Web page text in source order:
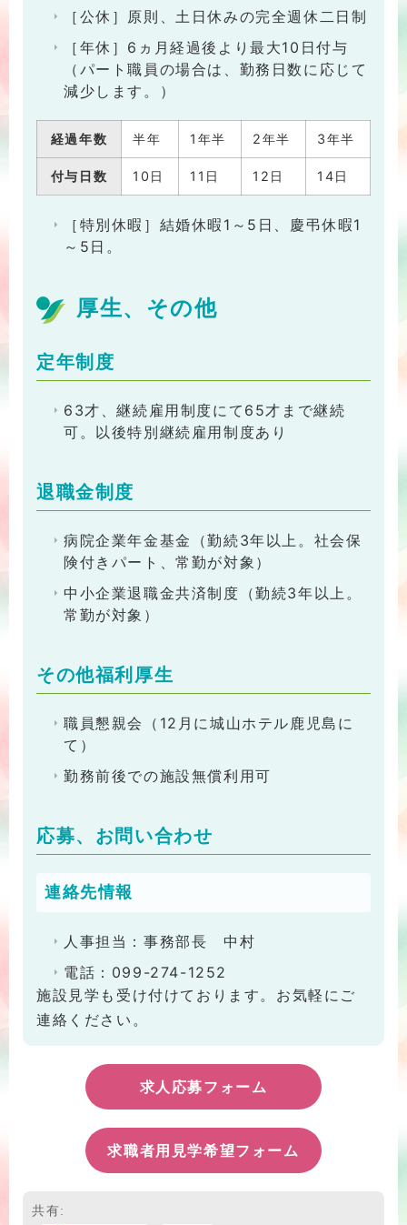
［公休］原則、土日休みの完全週休二日制
［年休］6ヵ月経過後より最大10日付与
（パート職員の場合は、勤務日数に応じて
減少します。）
経過年数 半年 1年半 2年半 3年半
付与日数 10日 11日 12日 14日
［特別休暇］結婚休暇1～5日、慶弔休暇1
～5日。
厚生、その他
定年制度
63才、継続雇用制度にて65才まで継続
可。以後特別継続雇用制度あり
退職金制度
病院企業年金基金（勤続3年以上。社会保
険付きパート、常勤が対象）
中小企業退職金共済制度（勤続3年以上。
常勤が対象）
その他福利厚生
職員懇親会（12月に城山ホテル鹿児島に
て）
勤務前後での施設無償利用可
応募、お問い合わせ
連絡先情報
人事担当：事務部長 中村
電話：099-274-1252
施設見学も受け付けております。お気軽にご
連絡ください。
求人応募フォーム
求職者用見学希望フォーム
共有: